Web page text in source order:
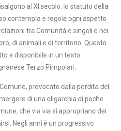
al XI secolo: lo statuto della
contempla e regola ogni aspetto
tra Comunità e singoli e nei
di animali e di territorio. Questo
e disponibile in un testo
Terzo Pimpolari.
provocato dalla perdita del
di una oligarchia di poche
che via via si appropriano dei
Negli anni è un progressivo